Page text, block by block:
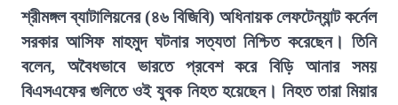
শ্রীমঙ্গল ব্যাটালিয়নের (৪৬ বিজিবি) অধিনায়ক লেফটেন্যান্ট কর্নেল
সরকার আসিফ মাহমুদ ঘটনার সত্যতা নিশ্চিত করেছেন। তিনি
বলেন, অবৈধভাবে ভারতে প্রবেশ করে বিড়ি আনার সময়
বিএসএফের গুলিতে ওই যুবক নিহত হয়েছেন। নিহত তারা মিয়ার